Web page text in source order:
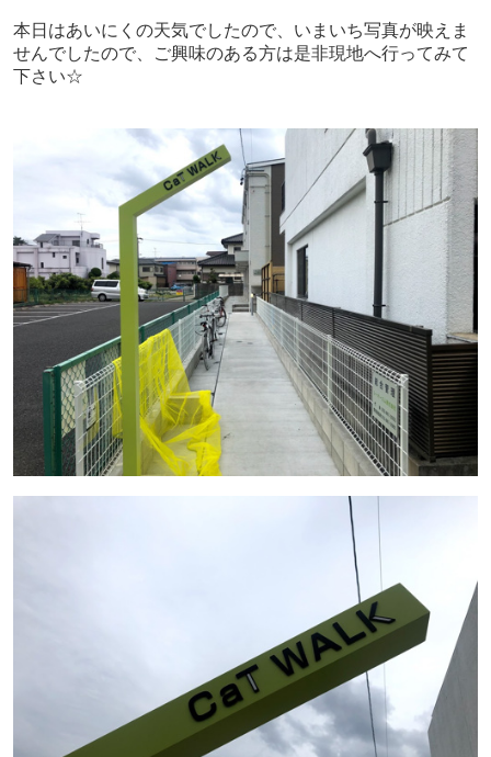
本日はあいにくの天気でしたので、いまいち写真が映えま
せんでしたので、ご興味のある方は是非現地へ行ってみて
下さい☆